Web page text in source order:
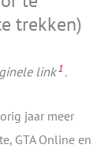
trekken)
link 1 .
jaar meer
GTA Online en